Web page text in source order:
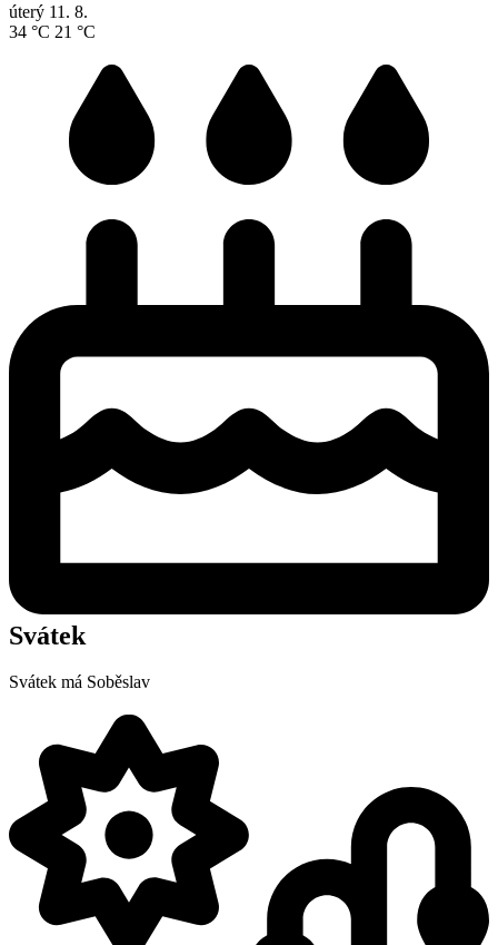
úterý 11. 8.
34 °C 21 °C
Svátek
Svátek má Soběslav